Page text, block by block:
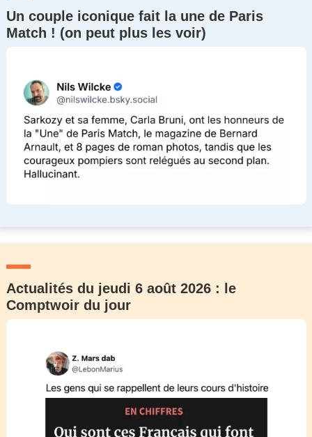
Un couple iconique fait la une de Paris
Match ! (on peut plus les voir)
Actualités du jeudi 6 août 2026 : le
Comptwoir du jour